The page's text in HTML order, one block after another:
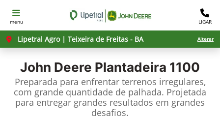
menu LIGAR
Lipetral Agro | Teixeira de Freitas - BA Alterar
John Deere Plantadeira 1100
Preparada para enfrentar terrenos irregulares,
com grande quantidade de palhada. Projetada
para entregar grandes resultados em grandes
desafios.